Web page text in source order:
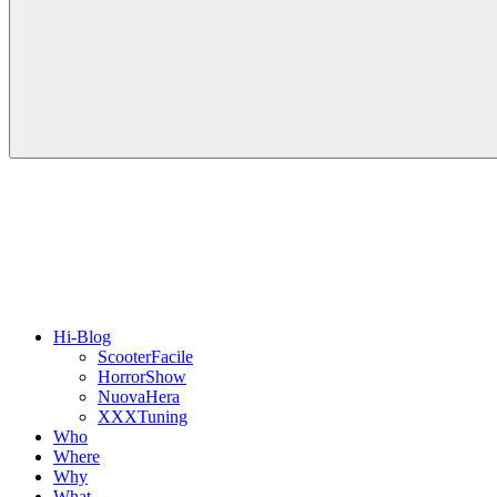
Hi-Blog
ScooterFacile
HorrorShow
NuovaHera
XXXTuning
Who
Where
Why